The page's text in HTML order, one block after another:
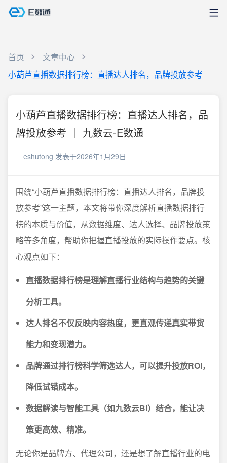
首页
文章中心
小葫芦直播数据排行榜：直播达人排名，品牌投放参考
小葫芦直播数据排行榜：直播达人排名，品
牌投放参考 ｜ 九数云-E数通
eshutong 发表于2026年1月29日
围绕“小葫芦直播数据排行榜：直播达人排名，品牌投
放参考”这一主题，本文将带你深度解析直播数据排行
榜的本质与价值，从数据维度、达人选择、品牌投放策
略等多角度，帮助你把握直播投放的实际操作要点。核
心观点如下：
直播数据排行榜是理解直播行业结构与趋势的关键
分析工具。
达人排名不仅反映内容热度，更直观传递真实带货
能力和变现潜力。
品牌通过排行榜科学筛选达人，可以提升投放ROI，
降低试错成本。
数据解读与智能工具（如九数云BI）结合，能让决
策更高效、精准。
无论你是品牌方、代理公司，还是想了解直播行业的电